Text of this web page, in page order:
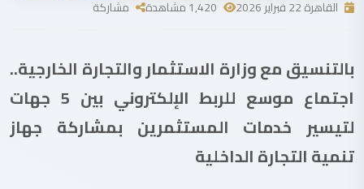
القاهرة 22 فبراير 2026 1,420 مشاهدة مشاركة
بالتنسيق مع وزارة الاستثمار والتجارة الخارجية..
اجتماع موسع للربط الإلكتروني بين 5 جهات
لتيسير خدمات المستثمرين بمشاركة جهاز
تنمية التجارة الداخلية